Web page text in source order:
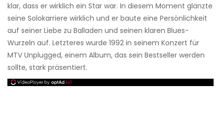
klar, dass er wirklich ein Star war. In diesem Moment glänzte
seine Solokarriere wirklich und er baute eine Persönlichkeit
auf seiner Liebe zu Balladen und seinen klaren Blues-
Wurzeln auf. Letzteres wurde 1992 in seinem Konzert für
MTV Unplugged, einem Album, das sein Bestseller werden
sollte, stark präsentiert.